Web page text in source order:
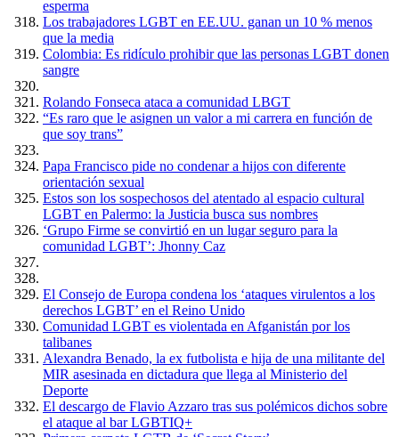
esperma
Los trabajadores LGBT en EE.UU. ganan un 10 % menos
que la media
Colombia: Es ridículo prohibir que las personas LGBT donen
sangre
Rolando Fonseca ataca a comunidad LBGT
“Es raro que le asignen un valor a mi carrera en función de
que soy trans”
Papa Francisco pide no condenar a hijos con diferente
orientación sexual
Estos son los sospechosos del atentado al espacio cultural
LGBT en Palermo: la Justicia busca sus nombres
‘Grupo Firme se convirtió en un lugar seguro para la
comunidad LGBT’: Jhonny Caz
El Consejo de Europa condena los ‘ataques virulentos a los
derechos LGBT’ en el Reino Unido
Comunidad LGBT es violentada en Afganistán por los
talibanes
Alexandra Benado, la ex futbolista e hija de una militante del
MIR asesinada en dictadura que llega al Ministerio del
Deporte
El descargo de Flavio Azzaro tras sus polémicos dichos sobre
el ataque al bar LGBTIQ+